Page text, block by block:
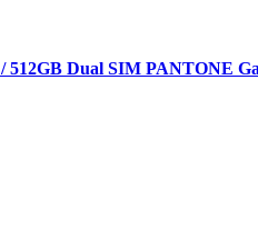
512GB Dual SIM PANTONE